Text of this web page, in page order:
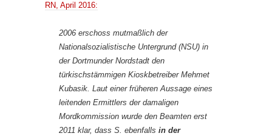
RN, April 2016:
2006 erschoss mutmaßlich der
Nationalsozialistische Untergrund (NSU) in
der Dortmunder Nordstadt den
türkischstämmigen Kioskbetreiber Mehmet
Kubasik. Laut einer früheren Aussage eines
leitenden Ermittlers der damaligen
Mordkommission wurde den Beamten erst
2011 klar, dass S. ebenfalls in der